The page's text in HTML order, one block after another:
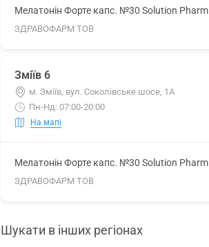
Мелатонін Форте капс. №30 Solution Pharm
ЗДРАВОФАРМ ТОВ
Зміїв 6
м. Зміїв, вул. Соколівське шосе, 1А
Пн-Нд: 07:00-20:00
На мапі
Мелатонін Форте капс. №30 Solution Pharm
ЗДРАВОФАРМ ТОВ
Шукати в інших регіонах